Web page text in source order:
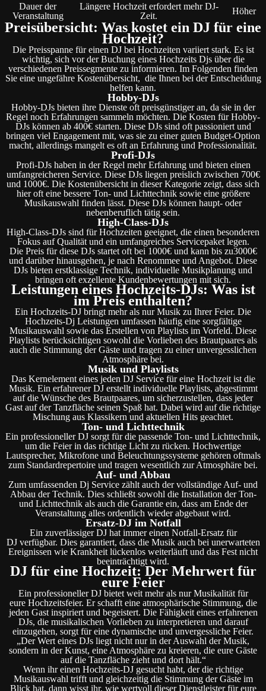
Dauer der
Veranstaltung
Längere Hochzeit erfordert mehr DJ-
Zeit.
Höher
Preisübersicht: Was kostet ein DJ für eine
Hochzeit?
Die Preisspanne für einen DJ bei Hochzeiten variiert stark. Es ist
wichtig, sich vor der Buchung eines Hochzeits Djs über die
verschiedenen Preissegmente zu informieren. Im Folgenden finden
Sie eine ungefähre Kostenübersicht, die Ihnen bei der Entscheidung
helfen kann.
Hobby-DJs
Hobby-DJs bieten ihre Dienste oft preisgünstiger an, da sie in der
Regel noch Erfahrungen sammeln möchten. Die Kosten für Hobby-
DJs können ab 400€ starten. Diese DJs sind oft passioniert und
bringen viel Engagement mit, was sie zu einer guten Budget-Option
macht, allerdings mangelt es oft an Erfahrung und Professionalität.
Profi-DJs
Profi-DJs haben in der Regel mehr Erfahrung und bieten einen
umfangreicheren Service. Diese DJs liegen preislich zwischen 700€
und 1000€. Die Kostenübersicht in dieser Kategorie zeigt, dass sich
hier oft eine bessere Ton- und Lichttechnik sowie eine größere
Musikauswahl finden lässt. Diese DJs können haupt- oder
nebenberuflich tätig sein.
High-Class-DJs
High-Class-DJs sind für Hochzeiten geeignet, die einen besonderen
Fokus auf Qualität und ein umfangreiches Servicepaket legen.
Die Preis für diese DJs startet oft bei 1000€ und kann bis zu3000€
und darüber hinausgehen, je nach Renommee und Angebot. Diese
DJs bieten erstklassige Technik, individuelle Musikplanung und
bringen oft exzellente Kundenbewertungen mit sich.
Leistungen eines Hochzeits-DJs: Was ist
im Preis enthalten?
Ein Hochzeits-DJ bringt mehr als nur Musik zu Ihrer Feier. Die
Hochzeits-Dj Leistungen umfassen häufig eine sorgfältige
Musikauswahl sowie das Erstellen von Playlists im Vorfeld. Diese
Playlists berücksichtigen sowohl die Vorlieben des Brautpaares als
auch die Stimmung der Gäste und tragen zu einer unvergesslichen
Atmosphäre bei.
Musik und Playlists
Das Kernelement eines jeden DJ Service für eine Hochzeit ist die
Musik. Ein erfahrener DJ erstellt individuelle Playlists, abgestimmt
auf die Wünsche des Brautpaares, um sicherzustellen, dass jeder
Gast auf der Tanzfläche seinen Spaß hat. Dabei wird auf die richtige
Mischung aus Klassikern und aktuellen Hits geachtet.
Ton- und Lichttechnik
Ein professioneller DJ sorgt für die passende Ton- und Lichttechnik,
um die Feier in das richtige Licht zu rücken. Hochwertige
Lautsprecher, Mikrofone und Beleuchtungssysteme gehören oftmals
zum Standardrepertoire und tragen wesentlich zur Atmosphäre bei.
Auf- und Abbau
Zum umfassenden Dj Service zählt auch der vollständige Auf- und
Abbau der Technik. Dies schließt sowohl die Installation der Ton-
und Lichttechnik als auch die Garantie ein, dass am Ende der
Veranstaltung alles ordentlich wieder abgebaut wird.
Ersatz-DJ im Notfall
Ein zuverlässiger DJ hat immer einen Notfall-Ersatz für
DJ verfügbar. Dies garantiert, dass die Musik auch bei unerwarteten
Ereignissen wie Krankheit lückenlos weiterläuft und das Fest nicht
beeinträchtigt wird.
DJ für eine Hochzeit: Der Mehrwert für
eure Feier
Ein professioneller DJ bietet weit mehr als nur Musikalität für
eure Hochzeitsfeier. Er schafft eine atmosphärische Stimmung, die
jeden Gast inspiriert und begeistert. Die Fähigkeit eines erfahrenen
DJs, die musikalischen Vorlieben zu interpretieren und darauf
einzugehen, sorgt für eine dynamische und unvergessliche Feier.
„Der Wert eines DJs liegt nicht nur in der Auswahl der Musik,
sondern in der Kunst, eine Atmosphäre zu kreieren, die eure Gäste
auf die Tanzfläche zieht und dort hält.“
Wenn ihr einen Hochzeits-DJ gesucht habt, der die richtige
Musikauswahl trifft und gleichzeitig die Stimmung der Gäste im
Blick hat, dann wisst ihr, wie wertvoll dieser Dienstleister für eure